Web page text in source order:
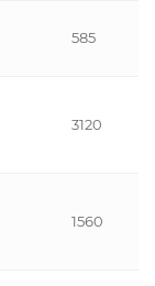
585
3120
1560